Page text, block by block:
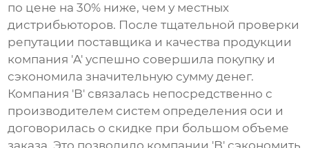
по цене на 30% ниже, чем у местных
дистрибьюторов. После тщательной проверки
репутации поставщика и качества продукции
компания 'A' успешно совершила покупку и
сэкономила значительную сумму денег.
Компания 'B' связалась непосредственно с
производителем систем определения оси и
договорилась о скидке при большом объеме